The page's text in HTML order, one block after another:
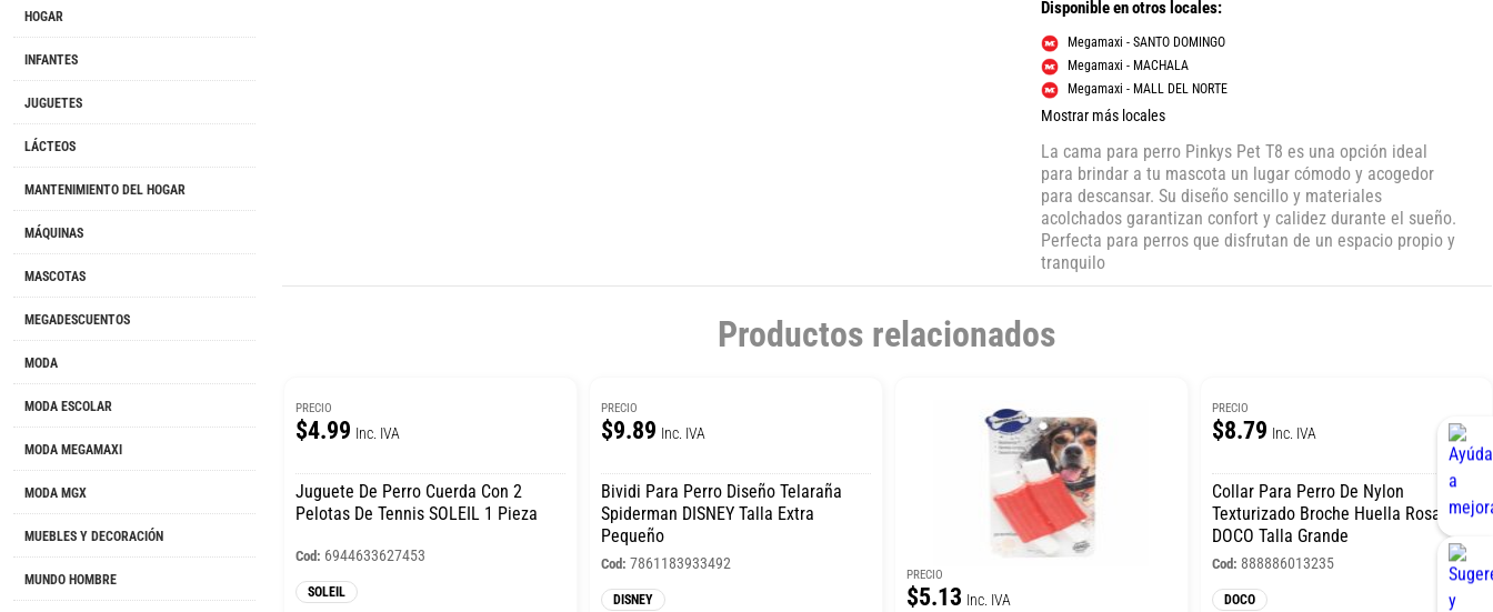
HOGAR
INFANTES
JUGUETES
LÁCTEOS
MANTENIMIENTO DEL HOGAR
MÁQUINAS
MASCOTAS
MEGADESCUENTOS
MODA
MODA ESCOLAR
MODA MEGAMAXI
MODA MGX
MUEBLES Y DECORACIÓN
MUNDO HOMBRE
Disponible en otros locales:
Megamaxi - SANTO DOMINGO
Megamaxi - MACHALA
Megamaxi - MALL DEL NORTE
Mostrar más locales
La cama para perro Pinkys Pet T8 es una opción ideal
para brindar a tu mascota un lugar cómodo y acogedor
para descansar. Su diseño sencillo y materiales
acolchados garantizan confort y calidez durante el sueño.
Perfecta para perros que disfrutan de un espacio propio y
tranquilo
Productos relacionados
PRECIO
$4.99 Inc. IVA
Juguete De Perro Cuerda Con 2
Pelotas De Tennis SOLEIL 1 Pieza
Cod: 6944633627453
SOLEIL
PRECIO
$9.89 Inc. IVA
Bividi Para Perro Diseño Telaraña
Spiderman DISNEY Talla Extra
Pequeño
Cod: 7861183933492
DISNEY
PRECIO
$5.13 Inc. IVA
PRECIO
$8.79 Inc. IVA
Collar Para Perro De Nylon
Texturizado Broche Huella Rosado
DOCO Talla Grande
Cod: 888886013235
DOCO